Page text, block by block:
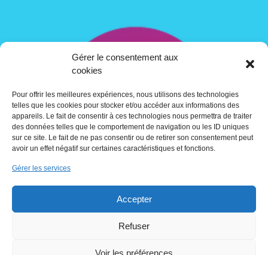
Gérer le consentement aux
cookies
Pour offrir les meilleures expériences, nous utilisons des technologies
telles que les cookies pour stocker et/ou accéder aux informations des
appareils. Le fait de consentir à ces technologies nous permettra de traiter
des données telles que le comportement de navigation ou les ID uniques
sur ce site. Le fait de ne pas consentir ou de retirer son consentement peut
avoir un effet négatif sur certaines caractéristiques et fonctions.
Gérer les services
Accepter
Refuser
Voir les préférences
Crédits